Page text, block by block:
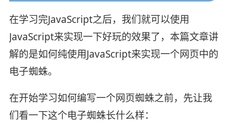
在学习完JavaScript之后，我们就可以使用
JavaScript来实现一下好玩的效果了，本篇文章讲
解的是如何纯使用JavaScript来实现一个网页中的
电子蜘蛛。
在开始学习如何编写一个网页蜘蛛之前，先让我
们看一下这个电子蜘蛛长什么样：